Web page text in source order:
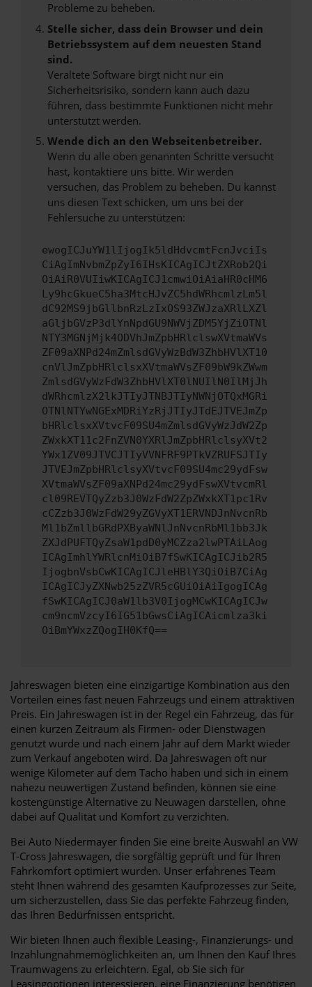
Probleme zu beheben.
Stelle sicher, dass dein Browser und dein
Betriebssystem auf dem neuesten Stand
sind.
Veraltete Software birgt nicht nur ein
Sicherheitsrisiko, sondern kann auch dazu
führen, dass bestimmte Funktionen nicht mehr
unterstützt werden.
Wende dich an den Webseitenbetreiber.
Wenn du alle oben genannten Schritte versucht
hast, kontaktiere uns bitte. Wir werden
versuchen, das Problem zu beheben. Du kannst
uns diesen Text schicken, um uns bei der
Fehlersuche zu unterstützen:
ewogICJuYW1lIjogIk5ldHdvcmtFcnJvciIs
CiAgImNvbmZpZyI6IHsKICAgICJtZXRob2Qi
OiAiR0VUIiwKICAgICJ1cmwiOiAiaHR0cHM6
Ly9hcGkueC5ha3MtcHJvZC5hdWRhcmlzLm5l
dC92MS9jbGllbnRzLzIxOS93ZWJzaXRlLXZl
aGljbGVzP3dlYnNpdGU9NWVjZDM5YjZiOTNl
NTY3MGNjMjk4ODVhJmZpbHRlclswXVtmaWVs
ZF09aXNPd24mZmlsdGVyWzBdW3ZhbHVlXT10
cnVlJmZpbHRlclsxXVtmaWVsZF09bW9kZWwm
ZmlsdGVyWzFdW3ZhbHVlXT0lNUIlN0IlMjJh
dWRhcmlzX2lkJTIyJTNBJTIyNWNjOTQxMGRi
OTNlNTYwNGExMDRiYzRjJTIyJTdEJTVEJmZp
bHRlclsxXVtvcF09SU4mZmlsdGVyWzJdW2Zp
ZWxkXT11c2FnZVN0YXRlJmZpbHRlclsyXVt2
YWx1ZV09JTVCJTIyVVNFRF9PTkVZRUFSJTIy
JTVEJmZpbHRlclsyXVtvcF09SU4mc29ydFsw
XVtmaWVsZF09aXNPd24mc29ydFswXVtvcmRl
cl09REVTQyZzb3J0WzFdW2ZpZWxkXT1pc1Rv
cCZzb3J0WzFdW29yZGVyXT1ERVNDJnNvcnRb
Ml1bZmllbGRdPXByaWNlJnNvcnRbMl1bb3Jk
ZXJdPUFTQyZsaW1pdD0yMCZza2lwPTAiLAog
ICAgImhlYWRlcnMiOiB7fSwKICAgICJib2R5
IjogbnVsbCwKICAgICJleHBlY3QiOiB7CiAg
ICAgICJyZXNwb25zZVR5cGUiOiAiIgogICAg
fSwKICAgICJ0aW1lb3V0IjogMCwKICAgICJw
cm9ncmVzcyI6IG51bGwsCiAgICAicmlza3ki
OiBmYWxzZQogIH0KfQ==
Jahreswagen bieten eine einzigartige Kombination aus den
Vorteilen eines fast neuen Fahrzeugs und einem attraktiven
Preis. Ein Jahreswagen ist in der Regel ein Fahrzeug, das für
einen kurzen Zeitraum als Firmen- oder Dienstwagen
genutzt wurde und nach einem Jahr auf dem Markt wieder
zum Verkauf angeboten wird. Da Jahreswagen oft nur
wenige Kilometer auf dem Tacho haben und sich in einem
nahezu neuwertigen Zustand befinden, können sie eine
kostengünstige Alternative zu Neuwagen darstellen, ohne
dabei auf Qualität und Komfort zu verzichten.
Bei Auto Niedermayer finden Sie eine breite Auswahl an VW
T-Cross Jahreswagen, die sorgfältig geprüft und für Ihren
Fahrkomfort optimiert wurden. Unser erfahrenes Team
steht Ihnen während des gesamten Kaufprozesses zur Seite,
um sicherzustellen, dass Sie das perfekte Fahrzeug finden,
das Ihren Bedürfnissen entspricht.
Wir bieten Ihnen auch flexible Leasing-, Finanzierungs- und
Inzahlungnahmemöglichkeiten an, um Ihnen den Kauf Ihres
Traumwagens zu erleichtern. Egal, ob Sie sich für
Leasingoptionen interessieren, eine Finanzierung benötigen